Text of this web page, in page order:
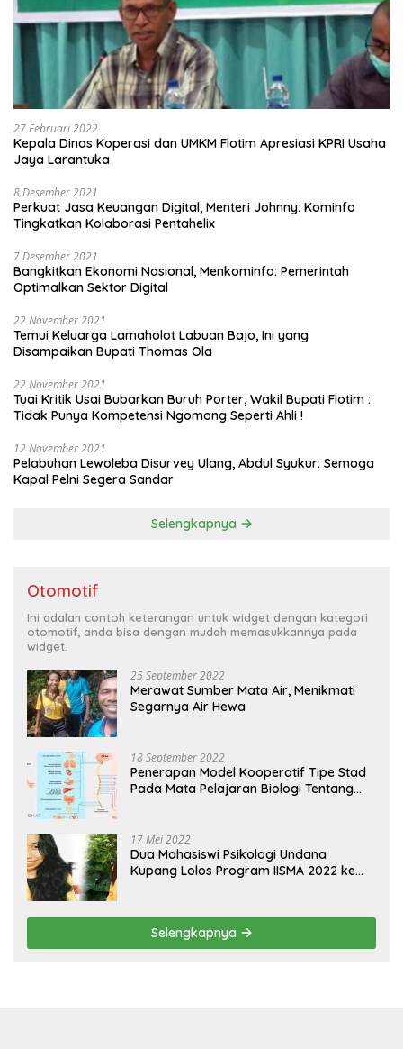
27 Februari 2022
Kepala Dinas Koperasi dan UMKM Flotim Apresiasi KPRI Usaha
Jaya Larantuka
8 Desember 2021
Perkuat Jasa Keuangan Digital, Menteri Johnny: Kominfo
Tingkatkan Kolaborasi Pentahelix
7 Desember 2021
Bangkitkan Ekonomi Nasional, Menkominfo: Pemerintah
Optimalkan Sektor Digital
22 November 2021
Temui Keluarga Lamaholot Labuan Bajo, Ini yang
Disampaikan Bupati Thomas Ola
22 November 2021
Tuai Kritik Usai Bubarkan Buruh Porter, Wakil Bupati Flotim :
Tidak Punya Kompetensi Ngomong Seperti Ahli !
12 November 2021
Pelabuhan Lewoleba Disurvey Ulang, Abdul Syukur: Semoga
Kapal Pelni Segera Sandar
Selengkapnya
Otomotif
Ini adalah contoh keterangan untuk widget dengan kategori
otomotif, anda bisa dengan mudah memasukkannya pada
widget.
25 September 2022
Merawat Sumber Mata Air, Menikmati
Segarnya Air Hewa
18 September 2022
Penerapan Model Kooperatif Tipe Stad
Pada Mata Pelajaran Biologi Tentang
17 Mei 2022
Dua Mahasiswi Psikologi Undana
Kupang Lolos Program IISMA 2022 ke
Selengkapnya